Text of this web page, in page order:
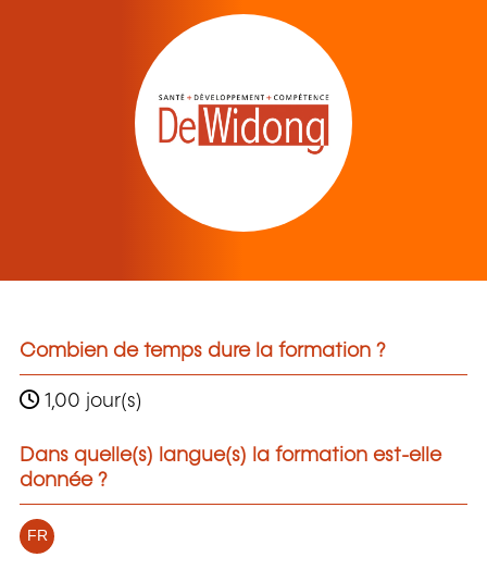
Combien de temps dure la formation ?
1,00 jour(s)
Dans quelle(s) langue(s) la formation est-elle
donnée ?
FR